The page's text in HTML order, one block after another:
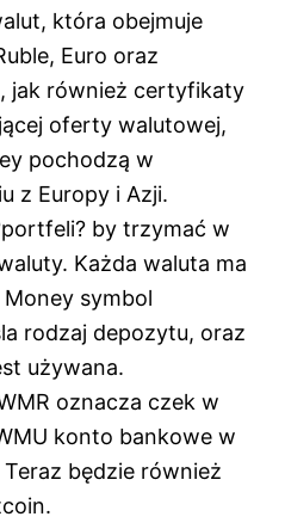
która obejmuje
Euro oraz
jak również certyfikaty
oferty walutowej,
pochodzą w
z Europy i Azji.
by trzymać w
Każda waluta ma
symbol
rodzaj depozytu, oraz
używana.
oznacza czek w
konto bankowe w
będzie również